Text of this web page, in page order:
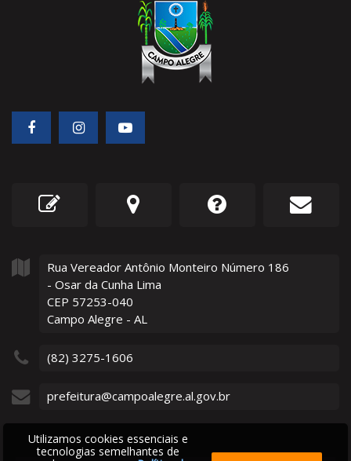
Rua Vereador Antônio Monteiro Número 186
- Osar da Cunha Lima
CEP 57253-040
Campo Alegre - AL
(82) 3275-1606
prefeitura@campoalegre.al.gov.br
Utilizamos cookies essenciais e
tecnologias semelhantes de